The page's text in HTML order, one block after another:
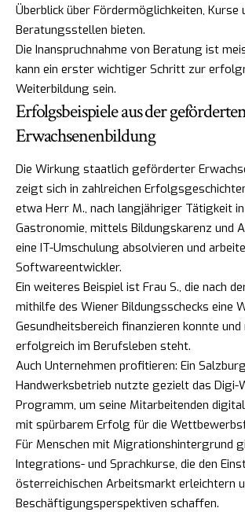
Überblick über Fördermöglichkeiten, Kurse
Beratungsstellen bieten.
Die Inanspruchnahme von Beratung ist
kann ein erster wichtiger Schritt zur
Weiterbildung sein.
Erfolgsbeispiele aus der
Erwachsenenbildung
Die Wirkung staatlich geförderter
zeigt sich in zahlreichen
etwa Herr M., nach langjähriger Tätigkeit
Gastronomie, mittels Bildungskarenz und
eine IT-Umschulung absolvieren und
Softwareentwickler.
Ein weiteres Beispiel ist Frau S., die nach
mithilfe des Wiener Bildungsschecks eine
Gesundheitsbereich finanzieren konnte und
erfolgreich im Berufsleben steht.
Auch Unternehmen profitieren: Ein
Handwerksbetrieb nutzte gezielt das Digi-
Programm, um seine Mitarbeitenden
mit spürbarem Erfolg für die
Für Menschen mit Migrationshintergrund
Integrations- und Sprachkurse, die den
österreichischen Arbeitsmarkt erleichtern
Beschäftigungsperspektiven schaffen.